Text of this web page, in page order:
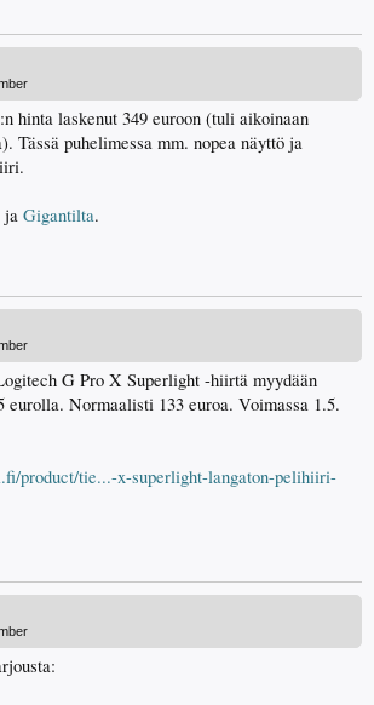
hinta laskenut 349 euroon (tuli aikoinaan
Tässä puhelimessa mm. nopea näyttö ja
ja Gigantilta.
G Pro X Superlight -hiirtä myydään
eurolla. Normaalisti 133 euroa. Voimassa 1.5.
product/tie...-x-superlight-langaton-pelihiiri-